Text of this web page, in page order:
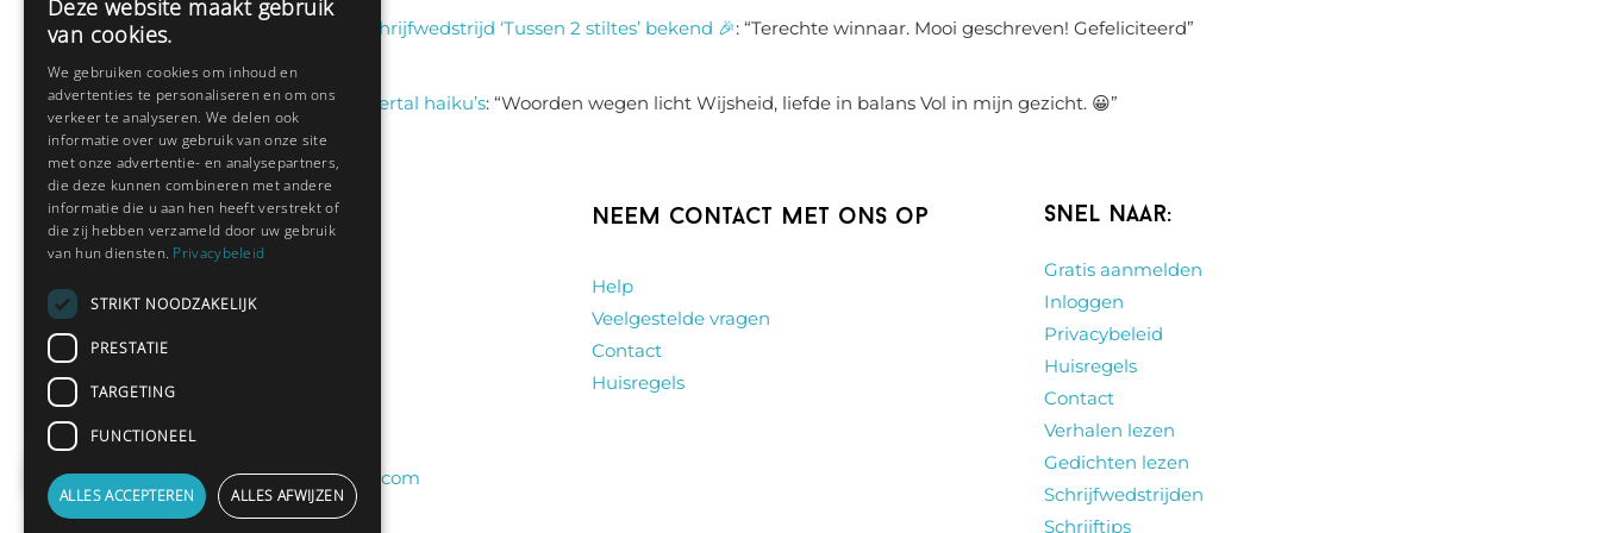
on Winnaar schrijfwedstrijd ‘Tussen 2 stiltes’ bekend 🎉: “Terechte winnaar. Mooi geschreven! Gefeliciteerd”
Sas schrijftonEen viertal haiku’s: “Woorden wegen licht Wijsheid, liefde in balans Vol in mijn gezicht. 😀”
jul 9, 13:46
Nieuwste leden:
Hedianne
Fred Sanders
yvespf
peterelferink11@gmail.com
Neem contact met ons op
Help
Veelgestelde vragen
Contact
Huisregels
Snel naar:
Gratis aanmelden
Inloggen
Privacybeleid
Huisregels
Contact
Verhalen lezen
Gedichten lezen
Schrijfwedstrijden
Schrijftips
Deze website maakt gebruik
van cookies.
We gebruiken cookies om inhoud en
advertenties te personaliseren en om ons
verkeer te analyseren. We delen ook
informatie over uw gebruik van onze site
met onze advertentie- en analysepartners,
die deze kunnen combineren met andere
informatie die u aan hen heeft verstrekt of
die zij hebben verzameld door uw gebruik
van hun diensten. Privacybeleid
STRIKT NOODZAKELIJK
PRESTATIE
TARGETING
FUNCTIONEEL
ALLES ACCEPTEREN ALLES AFWIJZEN